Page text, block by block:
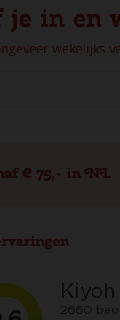
in en
wekelijks
€ 75,- in NL